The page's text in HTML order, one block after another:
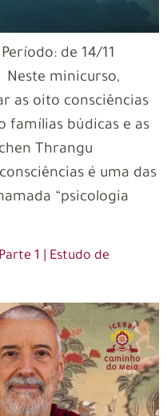
de 14/11
minicurso,
as oito consciências
famílias búdicas e as
Thrangu
é uma das
“psicologia
1 | Estudo de